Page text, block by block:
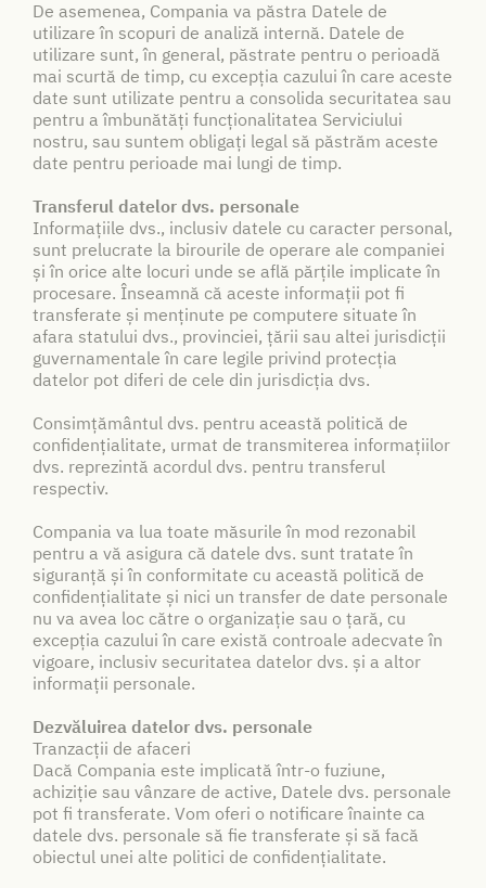
De asemenea, Compania va păstra Datele de
utilizare în scopuri de analiză internă. Datele de
utilizare sunt, în general, păstrate pentru o perioadă
mai scurtă de timp, cu excepția cazului în care aceste
date sunt utilizate pentru a consolida securitatea sau
pentru a îmbunătăți funcționalitatea Serviciului
nostru, sau suntem obligați legal să păstrăm aceste
date pentru perioade mai lungi de timp.
Transferul datelor dvs. personale
Informațiile dvs., inclusiv datele cu caracter personal,
sunt prelucrate la birourile de operare ale companiei
și în orice alte locuri unde se află părțile implicate în
procesare. Înseamnă că aceste informații pot fi
transferate și menținute pe computere situate în
afara statului dvs., provinciei, țării sau altei jurisdicții
guvernamentale în care legile privind protecția
datelor pot diferi de cele din jurisdicția dvs.
Consimțământul dvs. pentru această politică de
confidențialitate, urmat de transmiterea informațiilor
dvs. reprezintă acordul dvs. pentru transferul
respectiv.
Compania va lua toate măsurile în mod rezonabil
pentru a vă asigura că datele dvs. sunt tratate în
siguranță și în conformitate cu această politică de
confidențialitate și nici un transfer de date personale
nu va avea loc către o organizație sau o țară, cu
excepția cazului în care există controale adecvate în
vigoare, inclusiv securitatea datelor dvs. și a altor
informații personale.
Dezvăluirea datelor dvs. personale
Tranzacții de afaceri
Dacă Compania este implicată într-o fuziune,
achiziție sau vânzare de active, Datele dvs. personale
pot fi transferate. Vom oferi o notificare înainte ca
datele dvs. personale să fie transferate și să facă
obiectul unei alte politici de confidențialitate.